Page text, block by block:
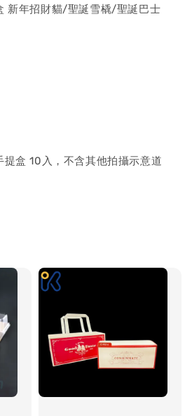
新年招財貓/聖誕雪橇/聖誕巴士
盒 10入，不含其他拍攝示意道